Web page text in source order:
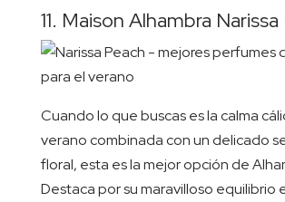
11. Maison Alhambra
Cuando lo que buscas es la calma
verano combinada con un delicado
floral, esta es la mejor opción de
Destaca por su maravilloso equilibrio